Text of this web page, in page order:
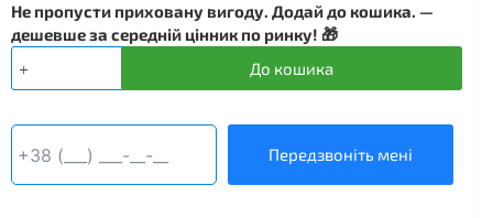
Не пропусти приховану вигоду. Додай до кошика. —
дешевше за середній цінник по ринку! 🎁
мат
200T
До кошика
Передзвоніть мені